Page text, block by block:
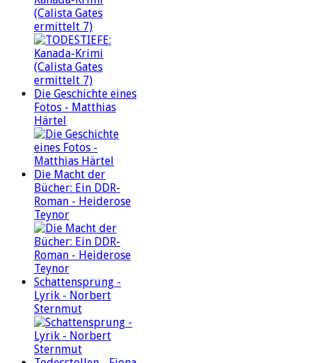
(Calista Gates
ermittelt 7)
Die Geschichte eines
Fotos - Matthias
Härtel
Die Macht der
Bücher: Ein DDR-
Roman - Heiderose
Teynor
Schattensprung -
Lyrik - Norbert
Sternmut